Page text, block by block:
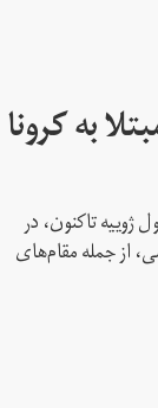
به کرونا
ژوییه تاکنون، در
از جمله مقام‌های